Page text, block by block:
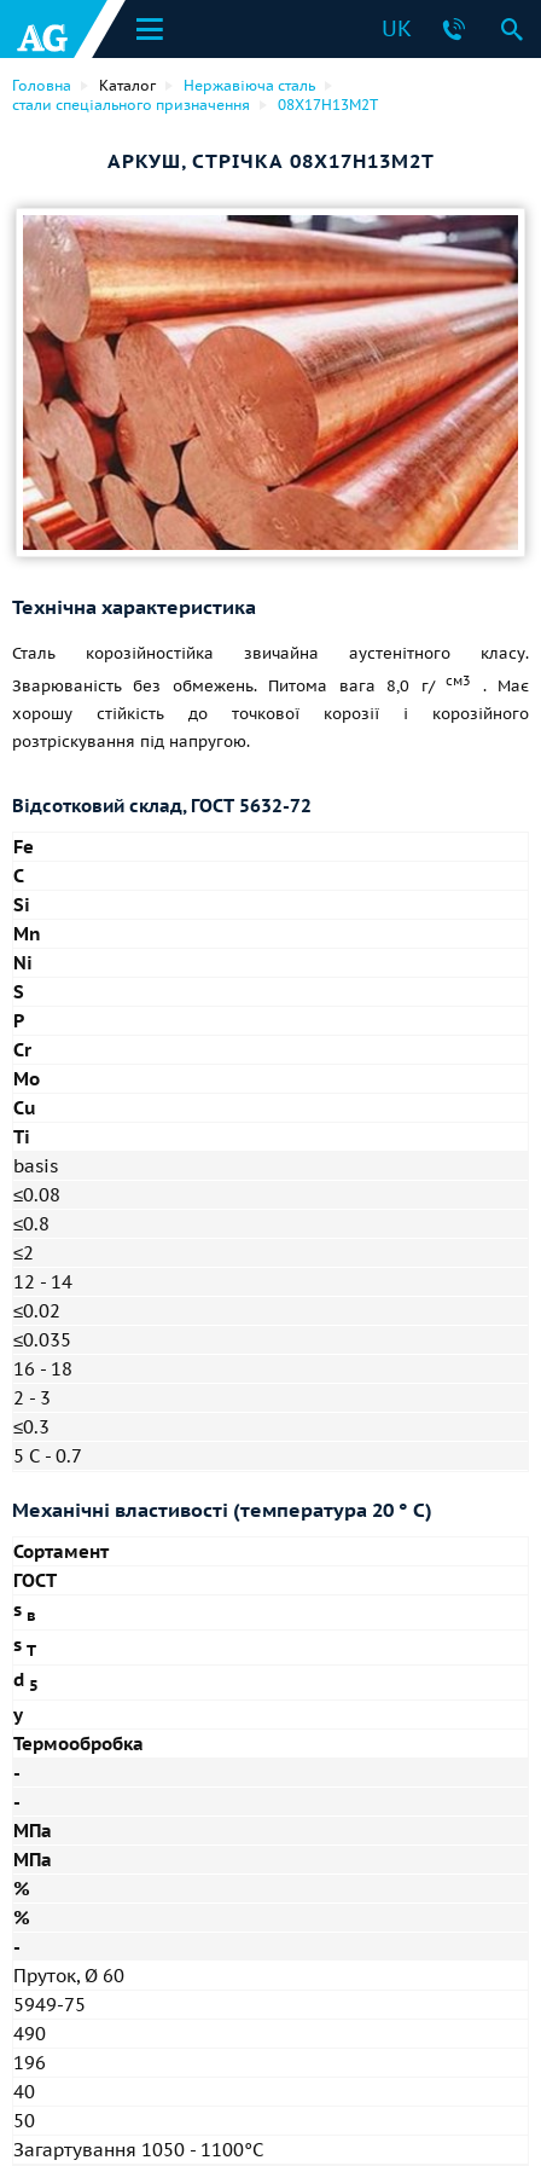
UK
Головна Каталог
Нержавіюча сталь
стали спеціального призначення
08Х17Н13М2Т
АРКУШ, СТРІЧКА 08Х17Н13М2Т
Технічна характеристика
Сталь корозійностійка звичайна аустенітного класу.
Зварюваність без обмежень. Питома вага 8,0 г/см3
. Має
хорошу стійкість до точкової корозії і корозійного
розтріскування під напругою.
Відсотковий склад, ГОСТ 5632-72
Fe
C
Si
Mn
Ni
S
P
Cr
Mo
Cu
Ti
basis
≤0.08
≤0.8
≤2
12 - 14
≤0.02
≤0.035
16 - 18
2 - 3
≤0.3
5 С - 0.7
Механічні властивості (температура 20 ° С)
Сортамент
ГОСТ
s в
s T
d 5
y
Термообробка
-
-
МПа
МПа
%
%
-
Пруток, Ø 60
5949-75
490
196
40
50
Загартування 1050 - 1100°C